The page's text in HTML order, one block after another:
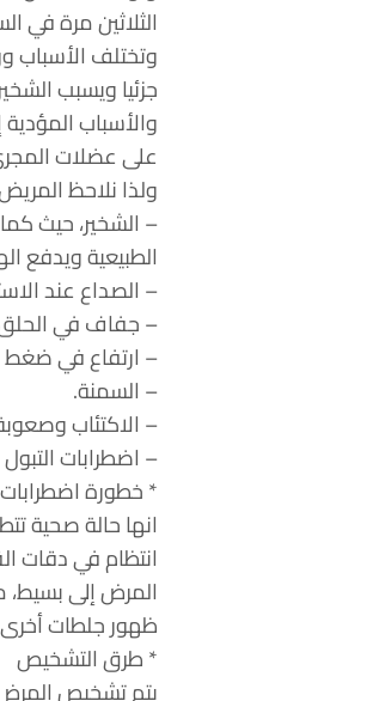
الثلاثين مرة في
وتختلف الأسباب
جزئيا ويسبب
والأسباب
على عضلات
ولذا نلاحظ
– الشخير، حيث
الطبيعية ويدفع
– الصداع عند
– جفاف في الحلق
– ارتفاع في ضغط
– السمنة.
– الاكتئاب وصعوبة
– اضطرابات التبول
* خطورة
انها حالة صحية
انتظام في دقات
ظهور جلطات
* طرق التشخيص